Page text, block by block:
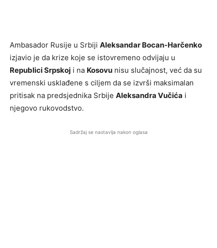
Ambasador Rusije u Srbiji Aleksandar Bocan-Harčenko
izjavio je da krize koje se istovremeno odvijaju u
Republici Srpskoj i na Kosovu nisu slučajnost, već da su
vremenski usklađene s ciljem da se izvrši maksimalan
pritisak na predsjednika Srbije Aleksandra Vučića i
njegovo rukovodstvo.
Sadržaj se nastavlja nakon oglasa